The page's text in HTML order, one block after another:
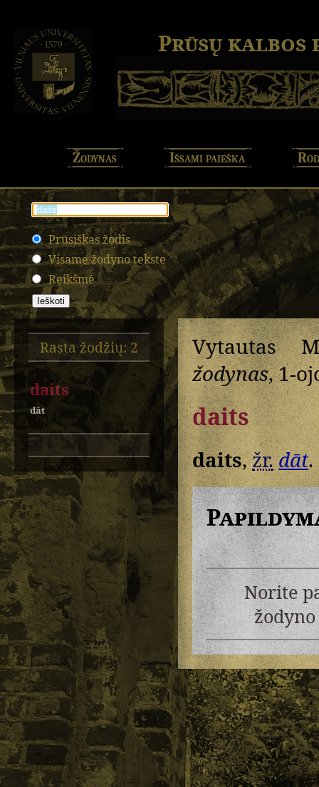
Prūsų kalbos
Žodynas Išsami paieška
Prūsiškas žodis
Visame žodyno tekste
Reikšmė
Rasta žodžių: 2
daits
dāt
Vytautas
žodynas, 1-
daits
daits,žr.dāt.
Norite